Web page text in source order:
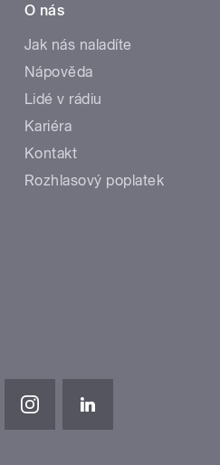
O nás
Jak nás naladíte
Nápověda
Lidé v rádiu
Kariéra
Kontakt
Rozhlasový poplatek